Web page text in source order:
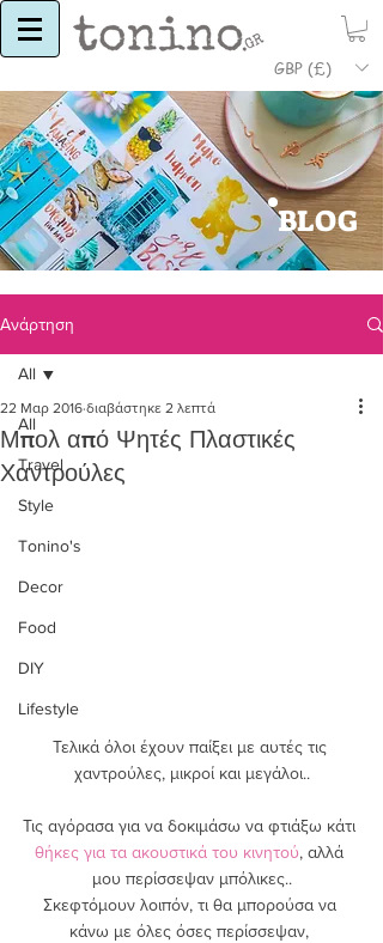
GBP (£)
BLOG
Ανάρτηση
All
Travel
Style
Tonino's
Decor
Food
DIY
Lifestyle
All
Μπολ από Ψητές Πλαστικές
Χαντρούλες
22 Μαρ 2016 διαβάστηκε 2 λεπτά
Τελικά όλοι έχουν παίξει με αυτές τις
χαντρούλες, μικροί και μεγάλοι..
Τις αγόρασα για να δοκιμάσω να φτιάξω κάτι
θήκες για τα ακουστικά του κινητού, αλλά
μου περίσσεψαν μπόλικες..
Σκεφτόμουν λοιπόν, τι θα μπορούσα να
κάνω με όλες όσες περίσσεψαν,